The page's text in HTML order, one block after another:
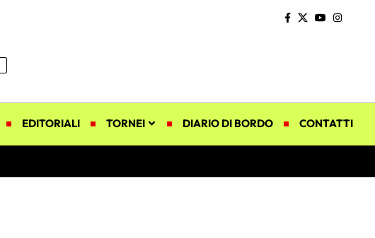
EDITORIALI TORNEI DIARIO DI BORDO CONTATTI